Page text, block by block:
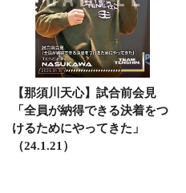
【那須川天心】試合前会見
「全員が納得できる決着をつ
けるためにやってきた」
（24.1.21）